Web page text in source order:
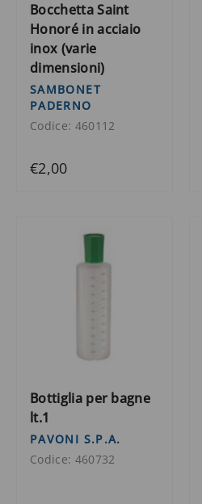
Bocchetta Saint
Honoré in acciaio
inox (varie
dimensioni)
SAMBONET
PADERNO
Codice: 460112
€2,00
Bottiglia per bagne
lt.1
PAVONI S.P.A.
Codice: 460732